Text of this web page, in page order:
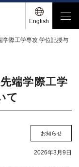
English
学際工学専攻 学位記授与
端学際工学
て
お知らせ
2026年3月9日